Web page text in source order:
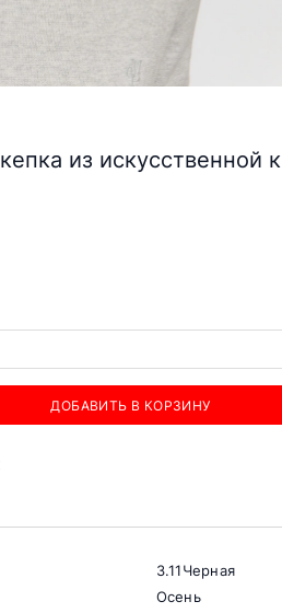
из искусственной
ДОБАВИТЬ В КОРЗИНУ
3.11Черная
Осень